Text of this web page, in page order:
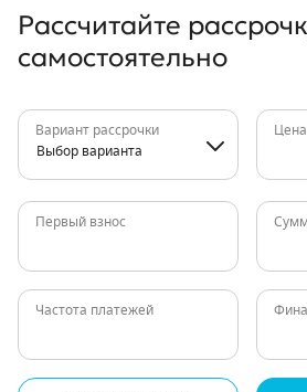
Рассчитайте
самостоятельно
Вариант рассрочки
Выбор варианта
Первый взнос
Частота платежей